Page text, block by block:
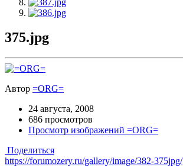
375.jpg
Автор =ORG=
24 августа, 2008
686 просмотров
Просмотр изображений =ORG=
Поделиться
https://forumozery.ru/gallery/image/382-375jpg/